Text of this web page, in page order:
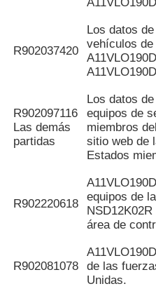
R902037420
Los datos
vehículos
R902097116
Las demás
partidas
Los datos
equipos de
miembros
sitio web de
Estados
R902220618
equipos de
NSD12K02R
área de
R902081078
de las
Unidas.